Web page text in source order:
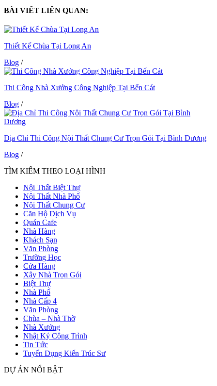
BÀI VIẾT LIÊN QUAN:
Thiết Kế Chùa Tại Long An
Blog /
Thi Công Nhà Xưởng Công Nghiệp Tại Bến Cát
Blog /
Địa Chỉ Thi Công Nội Thất Chung Cư Trọn Gói Tại Bình Dương
Blog /
TÌM KIẾM THEO LOẠI HÌNH
Nội Thất Biệt Thự
Nội Thất Nhà Phố
Nội Thất Chung Cư
Căn Hộ Dịch Vụ
Quán Cafe
Nhà Hàng
Khách Sạn
Văn Phòng
Trường Học
Cửa Hàng
Xây Nhà Trọn Gói
Biệt Thự
Nhà Phố
Nhà Cấp 4
Văn Phòng
Chùa – Nhà Thờ
Nhà Xưởng
Nhật Ký Công Trình
Tin Tức
Tuyển Dụng Kiến Trúc Sư
DỰ ÁN NỔI BẬT